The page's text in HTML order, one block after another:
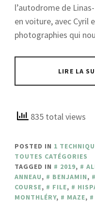
l’autodrome de
en voiture, avec Cyril
photographies qui
LIRE LA
835 total views
POSTED IN 1
TOUTES CATÉGORIES
TAGGED IN
2019,
ANNEAU, BENJAMIN,
COURSE, FILE,
MONTHLÉRY, MAZE,